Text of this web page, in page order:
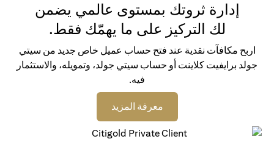
إدارة ثروتك بمستوى عالمي يضمن
لك التركيز على ما يهمّك فقط.
اربح مكافآت نقدية عند فتح حساب عميل خاص جديد من سيتي
جولد برايفيت كلاينت أو حساب سيتي جولد، وتمويله، والاستثمار
فيه.
معرفة المزيد